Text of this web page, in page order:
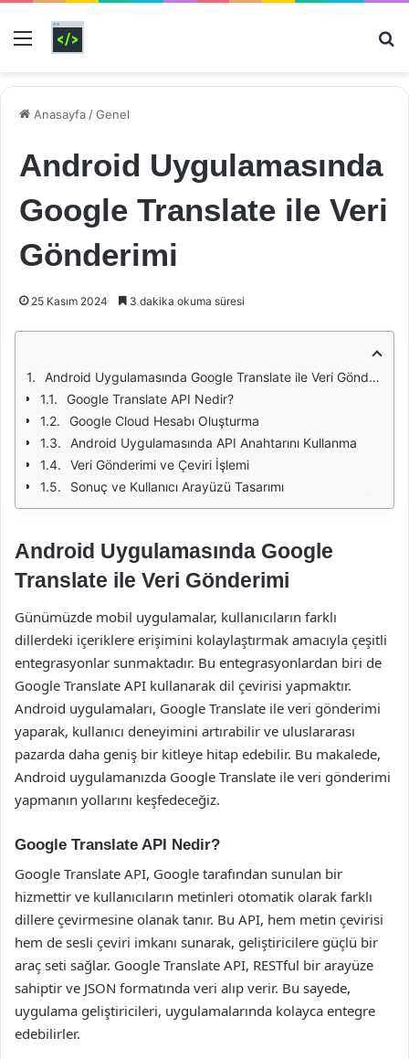
Menü
Anasayfa /Genel
Android Uygulamasında
Google Translate ile Veri
Gönderimi
25 Kasım 2024 3 dakika okuma süresi
Android Uygulamasında Google Translate ile Veri Gönderimi
Google Translate API Nedir?
Google Cloud Hesabı Oluşturma
Android Uygulamasında API Anahtarını Kullanma
Veri Gönderimi ve Çeviri İşlemi
Sonuç ve Kullanıcı Arayüzü Tasarımı
Android Uygulamasında Google
Translate ile Veri Gönderimi
Günümüzde mobil uygulamalar, kullanıcıların farklı
dillerdeki içeriklere erişimini kolaylaştırmak amacıyla çeşitli
entegrasyonlar sunmaktadır. Bu entegrasyonlardan biri de
Google Translate API kullanarak dil çevirisi yapmaktır.
Android uygulamaları, Google Translate ile veri gönderimi
yaparak, kullanıcı deneyimini artırabilir ve uluslararası
pazarda daha geniş bir kitleye hitap edebilir. Bu makalede,
Android uygulamanızda Google Translate ile veri gönderimi
yapmanın yollarını keşfedeceğiz.
Google Translate API Nedir?
Google Translate API, Google tarafından sunulan bir
hizmettir ve kullanıcıların metinleri otomatik olarak farklı
dillere çevirmesine olanak tanır. Bu API, hem metin çevirisi
hem de sesli çeviri imkanı sunarak, geliştiricilere güçlü bir
araç seti sağlar. Google Translate API, RESTful bir arayüze
sahiptir ve JSON formatında veri alıp verir. Bu sayede,
uygulama geliştiricileri, uygulamalarında kolayca entegre
edebilirler.